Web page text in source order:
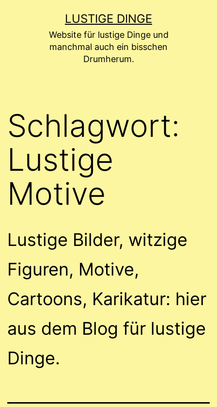
LUSTIGE DINGE
Website für lustige Dinge und
manchmal auch ein bisschen
Drumherum.
Schlagwort:
Lustige
Motive
Lustige Bilder, witzige
Figuren, Motive,
Cartoons, Karikatur: hier
aus dem Blog für lustige
Dinge.